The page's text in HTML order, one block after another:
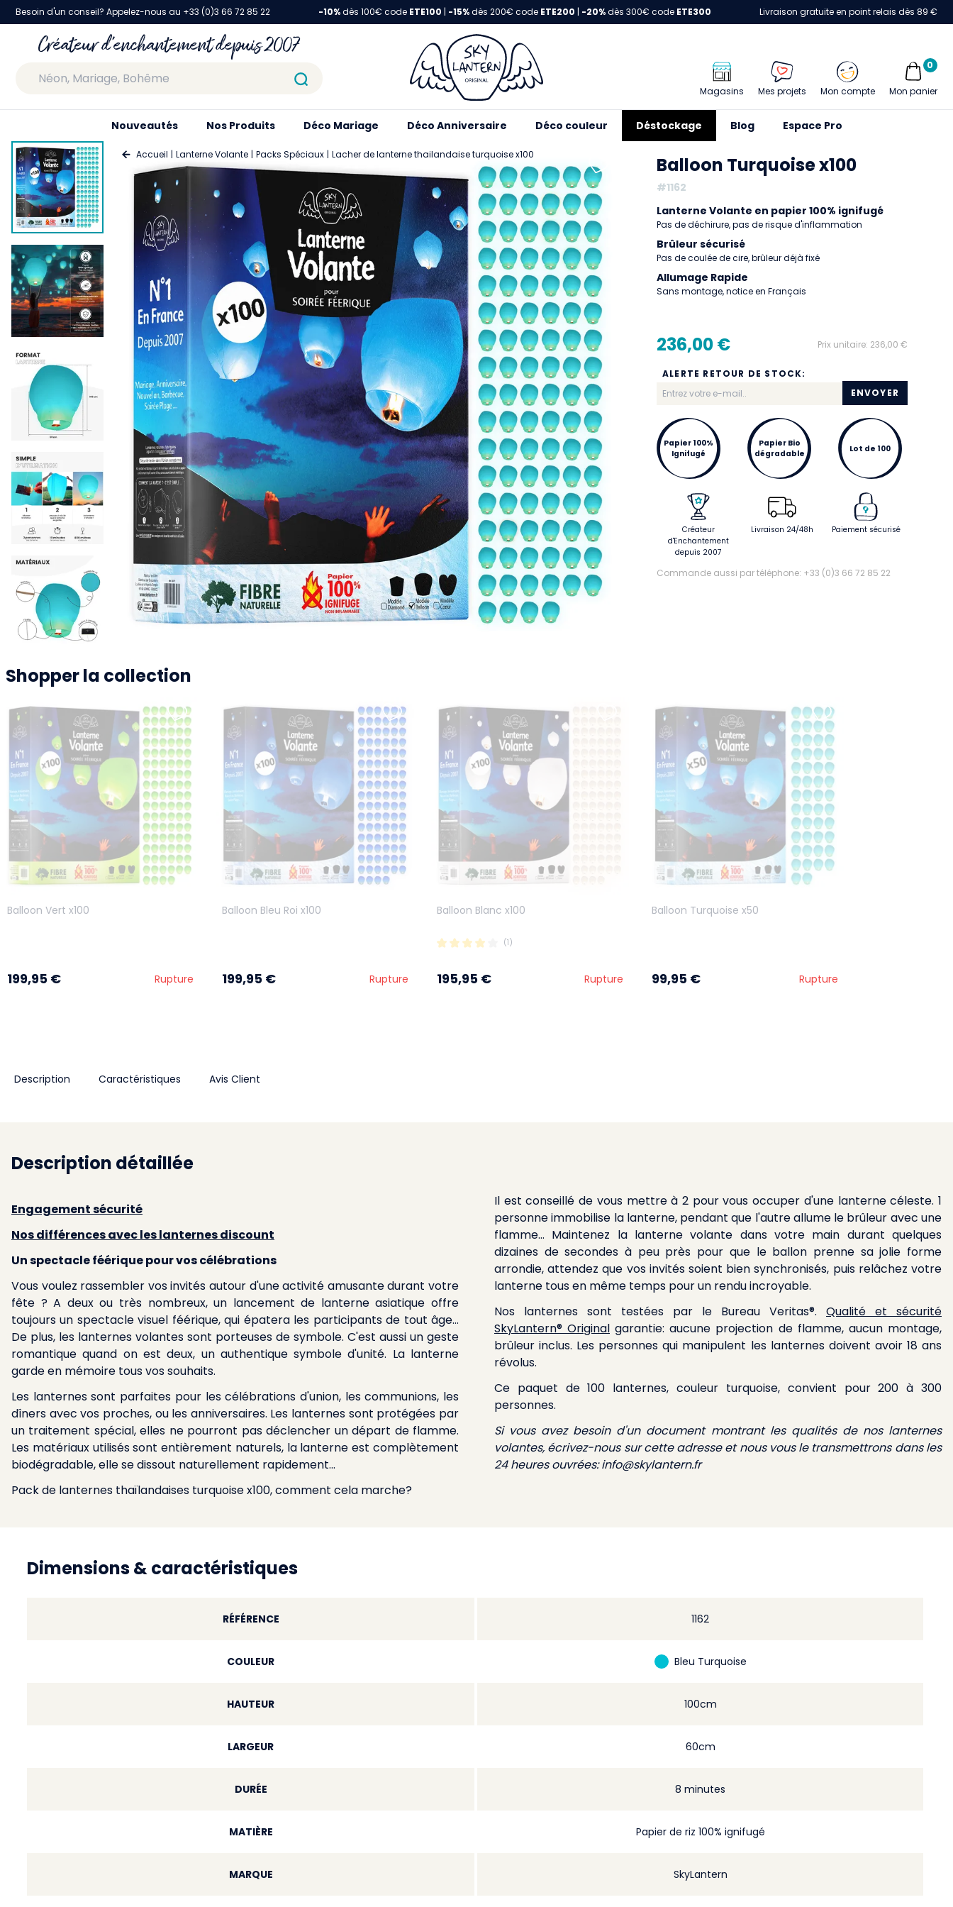
Besoin d'un conseil? Appelez-nous au +33 (0)3 66 72 85 22 -10%dès 100€ code ETE100 | -15%dès 200€ code ETE200 | -20%dès 300€ code ETE300 Livraison gratuite en point relais dès 89 €
Créateur d'enchantement depuis 2007
Magasins Mes projets Mon compte Mon panier
0
Nouveautés Nos Produits Déco Mariage Déco Anniversaire Déco couleur Déstockage Blog Espace Pro
Accueil Lanterne Volante Packs Spéciaux Lacher de lanterne thailandaise turquoise x100 Balloon Turquoise x100
#1162
Lanterne Volante en papier 100% ignifugé
Pas de déchirure, pas de risque d'inflammation
Brûleur sécurisé
Pas de coulée de cire, brûleur déjà fixé
Allumage Rapide
Sans montage, notice en Français
236,00 € Prix unitaire: 236,00 €
ALERTE RETOUR DE STOCK:
ENVOYER
Papier 100%
Ignifugé
Papier Bio
dégradable
Lot de 100
Créateur
d'Enchantement
depuis 2007
Livraison 24/48h Paiement sécurisé
Commande aussi par téléphone: +33 (0)3 66 72 85 22
Shopper la collection
Balloon Vert x100
199,95 € Rupture
Balloon Bleu Roi x100
199,95 € Rupture
Balloon Blanc x100
(1)
195,95 € Rupture
Balloon Turquoise x50
99,95 € Rupture
Description Caractéristiques Avis Client
Description détaillée
Engagement sécurité
Nos différences avec les lanternes discount
Un spectacle féérique pour vos célébrations
Vous voulez rassembler vos invités autour d'une activité amusante durant votre
fête ? A deux ou très nombreux, un lancement de lanterne asiatique offre
toujours un spectacle visuel féérique, qui épatera les participants de tout âge...
De plus, les lanternes volantes sont porteuses de symbole. C'est aussi un geste
romantique quand on est deux, un authentique symbole d'unité. La lanterne
garde en mémoire tous vos souhaits.
Les lanternes sont parfaites pour les célébrations d'union, les communions, les
dîners avec vos proches, ou les anniversaires. Les lanternes sont protégées par
un traitement spécial, elles ne pourront pas déclencher un départ de flamme.
Les matériaux utilisés sont entièrement naturels, la lanterne est complètement
biodégradable, elle se dissout naturellement rapidement...
Pack de lanternes thaïlandaises turquoise x100, comment cela marche?
Il est conseillé de vous mettre à 2 pour vous occuper d'une lanterne céleste. 1
personne immobilise la lanterne, pendant que l'autre allume le brûleur avec une
flamme... Maintenez la lanterne volante dans votre main durant quelques
dizaines de secondes à peu près pour que le ballon prenne sa jolie forme
arrondie, attendez que vos invités soient bien synchronisés, puis relâchez votre
lanterne tous en même temps pour un rendu incroyable.
Nos lanternes sont testées par le Bureau Veritas®. Qualité et sécurité
SkyLantern® Original garantie: aucune projection de flamme, aucun montage,
brûleur inclus. Les personnes qui manipulent les lanternes doivent avoir 18 ans
révolus.
Ce paquet de 100 lanternes, couleur turquoise, convient pour 200 à 300
personnes.
Si vous avez besoin d'un document montrant les qualités de nos lanternes
volantes, écrivez-nous sur cette adresse et nous vous le transmettrons dans les
24 heures ouvrées:info@skylantern.fr
Dimensions & caractéristiques
RÉFÉRENCE 1162
COULEUR Bleu Turquoise
HAUTEUR 100cm
LARGEUR 60cm
DURÉE 8 minutes
MATIÈRE Papier de riz 100% ignifugé
MARQUE SkyLantern